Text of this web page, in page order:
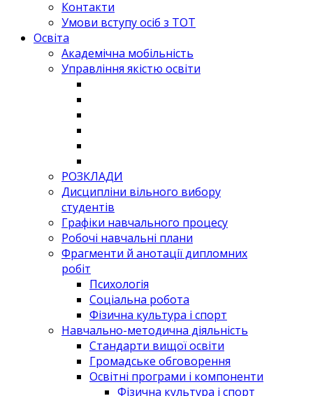
Контакти
Умови вступу осіб з ТОТ
Освіта
Академічна мобільність
Управління якістю освіти
РОЗКЛАДИ
Дисципліни вільного вибору
студентів
Графіки навчального процесу
Робочі навчальні плани
Фрагменти й анотації дипломних
робіт
Психологія
Соціальна робота
Фізична культура і спорт
Навчально-методична діяльність
Стандарти вищої освіти
Громадське обговорення
Освітні програми і компоненти
Фізична культура і спорт